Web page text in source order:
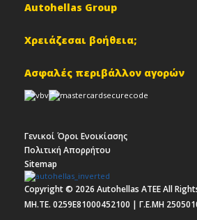
Autohellas Group
Χρειάζεσαι βοήθεια;
Ασφαλές περιβάλλον αγορών
Copyright © 2026 Autohellas ΑΤΕΕ All
MH.TE. 0259E81000452100 | Γ.Ε.ΜΗ
Γενικοί Όροι Ενοικίασης
Πολιτική Απορρήτου
Sitemap